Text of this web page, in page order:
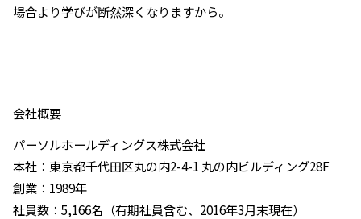
場合より学びが断然深くなりますから。
会社概要
パーソルホールディングス株式会社
本社：東京都千代田区丸の内2-4-1 丸の内ビルディング28F
創業：1989年
社員数：5,166名（有期社員含む、2016年3月末現在）